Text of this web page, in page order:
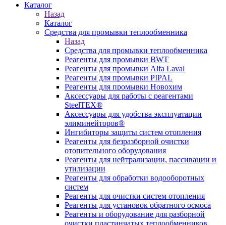
Каталог
Назад
Каталог
Средства для промывки теплообменника
Назад
Средства для промывки теплообменника
Реагенты для промывки BWT
Реагенты для промывки Alfa Laval
Реагенты для промывки PIPAL
Реагенты для промывки Новохим
Аксессуары для работы с реагентами
SteelTEX®
Аксессуары для удобства эксплуатации
элиминейторов®
Ингибиторы защиты систем отопления
Реагенты для безразборной очистки
отопительного оборудования
Реагенты для нейтрализации, пассивации и
утилизации
Реагенты для обработки водооборотных
систем
Реагенты для очистки систем отопления
Реагенты для установок обратного осмоса
Реагенты и оборудование для разборной
очистки пластинчатых теплообменников